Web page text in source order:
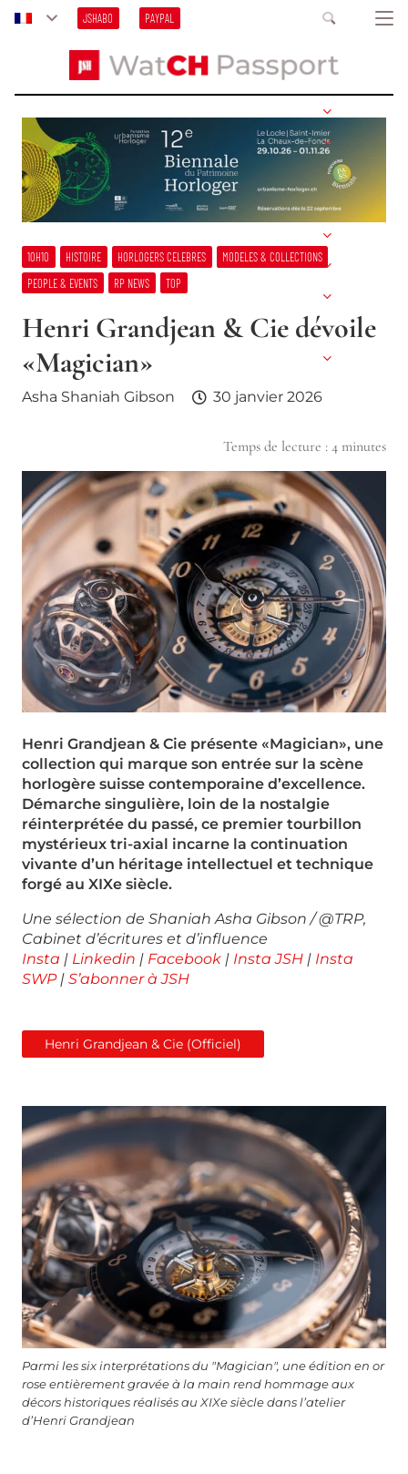
JSHABO PAYPAL
10H10 HISTOIRE HORLOGERS CELEBRES
MODELES & COLLECTIONS
PEOPLE & EVENTS
RP NEWS TOP
Henri Grandjean & Cie dévoile
«Magician»
Asha Shaniah Gibson 30 janvier 2026
Temps de lecture : 4 minutes
Henri Grandjean & Cie présente «Magician», une
collection qui marque son entrée sur la scène
horlogère suisse contemporaine d’excellence.
Démarche singulière, loin de la nostalgie
réinterprétée du passé, ce premier tourbillon
mystérieux tri-axial incarne la continuation
vivante d’un héritage intellectuel et technique
forgé au XIXe siècle.
Une sélection de Shaniah Asha Gibson / @TRP,
Cabinet d’écritures et d’influence
Insta | Linkedin | Facebook | Insta JSH | Insta
SWP| S’abonner à JSH
Henri Grandjean & Cie (Officiel)
Parmi les six interprétations du "Magician", une édition en or
rose entièrement gravée à la main rend hommage aux
décors historiques réalisés au XIXe siècle dans l’atelier
d’Henri Grandjean